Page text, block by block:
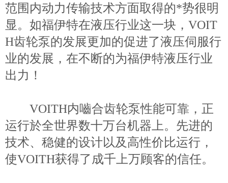
范围内动力传输技术方面取得的*势很明
显。如福伊特在液压行业这一块，VOIT
H齿轮泵的发展更加的促进了液压伺服行
业的发展，在不断的为福伊特液压行业
出力！
VOITH内嚙合齿轮泵性能可靠，正
运行於全世界数十万台机器上。先进的
技术、稳健的设计以及高性价比运行，
使VOITH获得了成千上万顾客的信任。